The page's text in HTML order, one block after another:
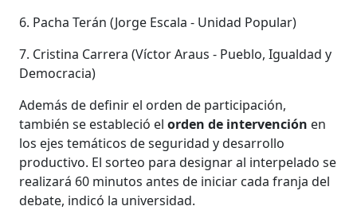
6. Pacha Terán (Jorge Escala - Unidad Popular)
7. Cristina Carrera (Víctor Araus - Pueblo, Igualdad y
Democracia)
Además de definir el orden de participación,
también se estableció elorden de intervención en
los ejes temáticos de seguridad y desarrollo
productivo. El sorteo para designar al interpelado se
realizará 60 minutos antes de iniciar cada franja del
debate, indicó la universidad.